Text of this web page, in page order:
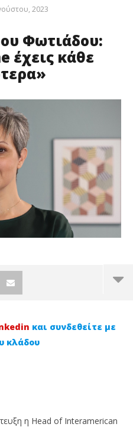
2023
Φωτιάδου:
έχεις κάθε
και συνδεθείτε με
κλάδου
η Head of Interamerican